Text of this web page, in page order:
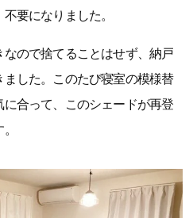
要になりました。
ので捨てることはせず、納戸
した。このたび寝室の模様替
合って、このシェードが再登